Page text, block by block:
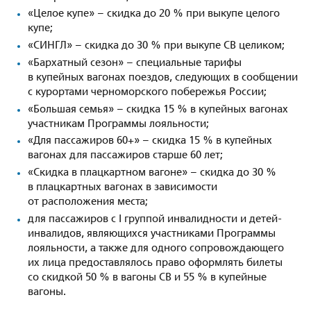
«Целое купе» – скидка до 20 % при выкупе целого
купе;
«СИНГЛ» – скидка до 30 % при выкупе СВ целиком;
«Бархатный сезон» – специальные тарифы
в купейных вагонах поездов, следующих в сообщении
с курортами черноморского побережья России;
«Большая семья» – скидка 15 % в купейных вагонах
участникам Программы лояльности;
«Для пассажиров 60+» – скидка 15 % в купейных
вагонах для пассажиров старше 60 лет;
«Скидка в плацкартном вагоне» – скидка до 30 %
в плацкартных вагонах в зависимости
от расположения места;
для пассажиров с I группой инвалидности и детей-
инвалидов, являющихся участниками Программы
лояльности, а также для одного сопровождающего
их лица предоставлялось право оформлять билеты
со скидкой 50 % в вагоны СВ и 55 % в купейные
вагоны.